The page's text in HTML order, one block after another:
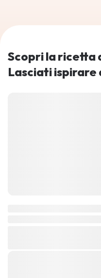
Scopri la ricetta
Lasciati